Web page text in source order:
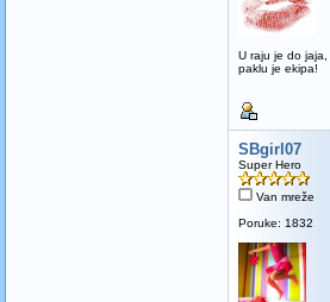
U raju je do jaja,
paklu je ekipa!
SBgirl07
Super Hero
Van mreže
Poruke: 1832